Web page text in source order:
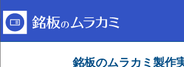
銘板のムラカミ製作